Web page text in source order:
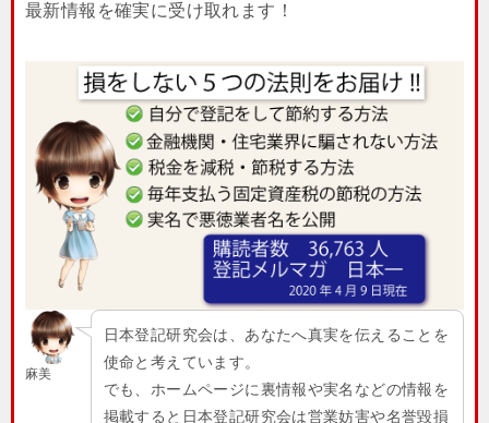
最新情報を確実に受け取れます！
麻美
日本登記研究会は、あなたへ真実を伝えることを
使命と考えています。
でも、ホームページに裏情報や実名などの情報を
掲載すると日本登記研究会は営業妨害や名誉毀損